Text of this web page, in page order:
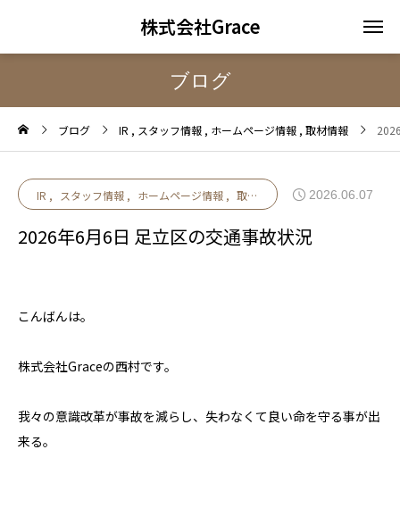
株式会社Grace
ブログ
ブログ IR スタッフ情報 ホームページ情報 取材情報
IR スタッフ情報 ホームページ情報 取材情報 2026.06.07
2026年6月6日 足立区の交通事故状況
こんばんは。
株式会社Graceの西村です。
我々の意識改革が事故を減らし、失わなくて良い命を守る事が出
来る。